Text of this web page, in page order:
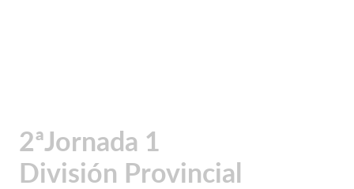
2ªJornada 1
División Provincial